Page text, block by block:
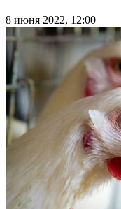
8 июня 2022, 12:00